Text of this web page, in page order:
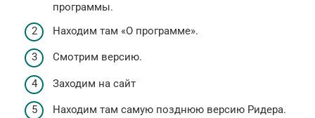
программы.
Находим там «О программе».
Смотрим версию.
Заходим на сайт
Находим там самую позднюю версию Ридера.